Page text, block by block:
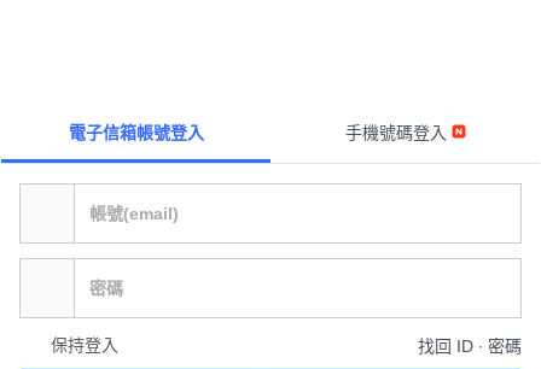
電子信箱帳號登入 手機號碼登入
保持登入 找回 ID ∙ 密碼